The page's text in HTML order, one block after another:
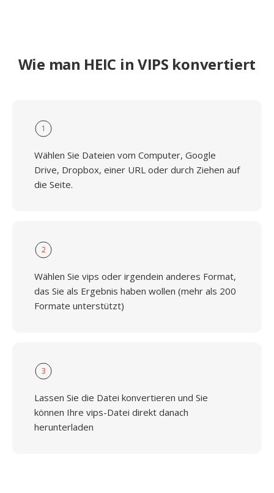
Wie man HEIC in VIPS konvertiert
1
Wählen Sie Dateien vom Computer, Google
Drive, Dropbox, einer URL oder durch Ziehen auf
die Seite.
2
Wählen Sie vips oder irgendein anderes Format,
das Sie als Ergebnis haben wollen (mehr als 200
Formate unterstützt)
3
Lassen Sie die Datei konvertieren und Sie
können Ihre vips-Datei direkt danach
herunterladen